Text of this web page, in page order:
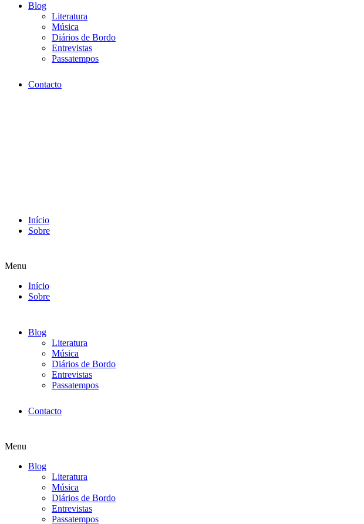
Blog
Literatura
Música
Diários de Bordo
Entrevistas
Passatempos
Contacto
Início
Sobre
Menu
Início
Sobre
Blog
Literatura
Música
Diários de Bordo
Entrevistas
Passatempos
Contacto
Menu
Blog
Literatura
Música
Diários de Bordo
Entrevistas
Passatempos